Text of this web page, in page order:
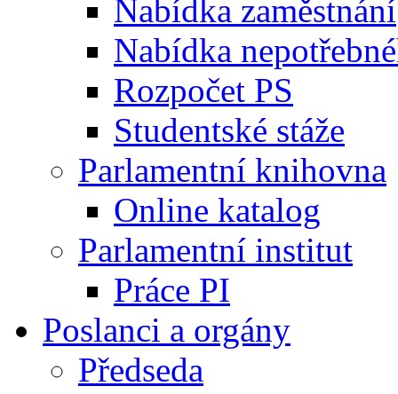
Nabídka zaměstnání
Nabídka
Rozpočet PS
Studentské stáže
Parlamentní knihovna
Online katalog
Parlamentní institut
Práce PI
Poslanci a orgány
Předseda